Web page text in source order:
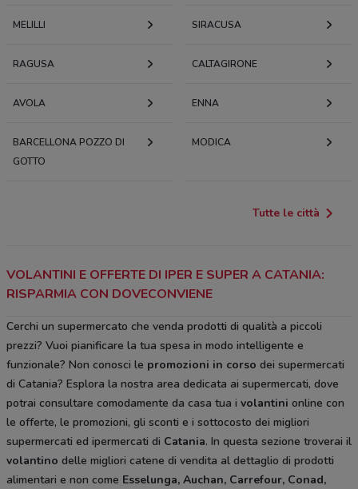
MELILLI SIRACUSA
RAGUSA CALTAGIRONE
AVOLA ENNA
BARCELLONA POZZO DI
GOTTO
MODICA
Tutte le città
VOLANTINI E OFFERTE DI IPER E SUPER A CATANIA:
RISPARMIA CON DOVECONVIENE
Cerchi un supermercato che venda prodotti di qualità a piccoli
prezzi? Vuoi pianificare la tua spesa in modo intelligente e
funzionale? Non conosci le promozioni in corso dei supermercati
di Catania? Esplora la nostra area dedicata ai supermercati, dove
potrai consultare comodamente da casa tua i volantini online con
le offerte, le promozioni, gli sconti e i sottocosto dei migliori
supermercati ed ipermercati di Catania. In questa sezione troverai il
volantino delle migliori catene di vendita al dettaglio di prodotti
alimentari e non come Esselunga, Auchan, Carrefour, Conad,